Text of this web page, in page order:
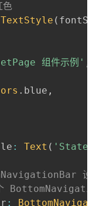
TextStyle (
组件示例'
. blue ,
: Text (
设
: